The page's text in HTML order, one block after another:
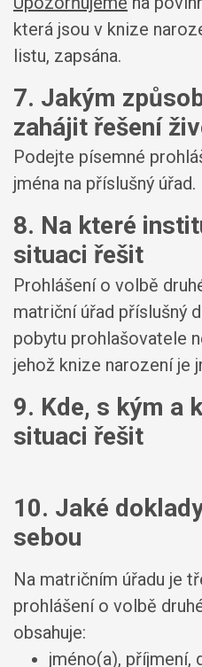
která jsou v knize
listu, zapsána.
7. Jakým
zahájit řešení
Podejte písemné
jména na příslušný úřad.
8. Na které
situaci řešit
Prohlášení o volbě
matriční úřad příslušný
pobytu prohlašovatele
jehož knize narození je
9. Kde, s kým a
situaci řešit
10. Jaké
sebou
Na matričním úřadu je
prohlášení o volbě
obsahuje:
jméno(a), příjmení,